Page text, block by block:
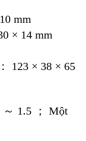
mm
× 14 mm
123 × 38 × 65
～ 1.5 ； Một